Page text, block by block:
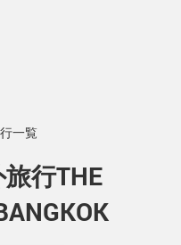
一覧
行THE